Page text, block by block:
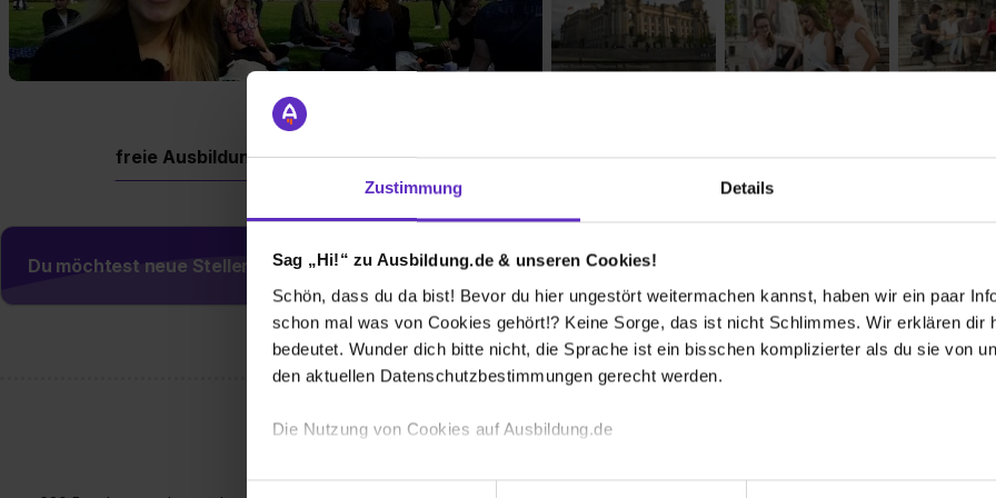
Zustimmung Details
Sag „Hi!“ zu Ausbildung.de & unseren Cookies!
Schön, dass du da bist! Bevor du hier ungestört weitermachen kannst, haben wir ein paar
schon mal was von Cookies gehört!? Keine Sorge, das ist nicht Schlimmes. Wir erklären dir
bedeutet. Wunder dich bitte nicht, die Sprache ist ein bisschen komplizierter als du sie von
den aktuellen Datenschutzbestimmungen gerecht werden.
Die Nutzung von Cookies auf Ausbildung.de
Wir verwenden Cookies zur technischen Funktion unserer Webseite („Notwendig“), um von
freie Ausbildungsplätze Berufe Firmen-Lebenslauf FAQ Bewertungen
Du möchtest neue Stellen automatisch zugeschickt bekommen?